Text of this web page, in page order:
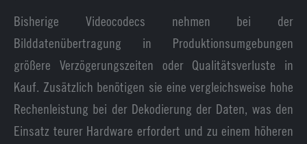
Bisherige Videocodecs nehmen bei der
Bilddatenübertragung in Produktionsumgebungen
größere Verzögerungszeiten oder Qualitätsverluste in
Kauf. Zusätzlich benötigen sie eine vergleichsweise hohe
Rechenleistung bei der Dekodierung der Daten, was den
Einsatz teurer Hardware erfordert und zu einem höheren